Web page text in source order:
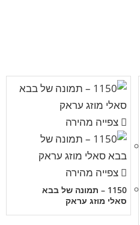
צפייה מהירה
צפייה מהירה
1150 – תמונה של בבא
סאלי מוזג עראק